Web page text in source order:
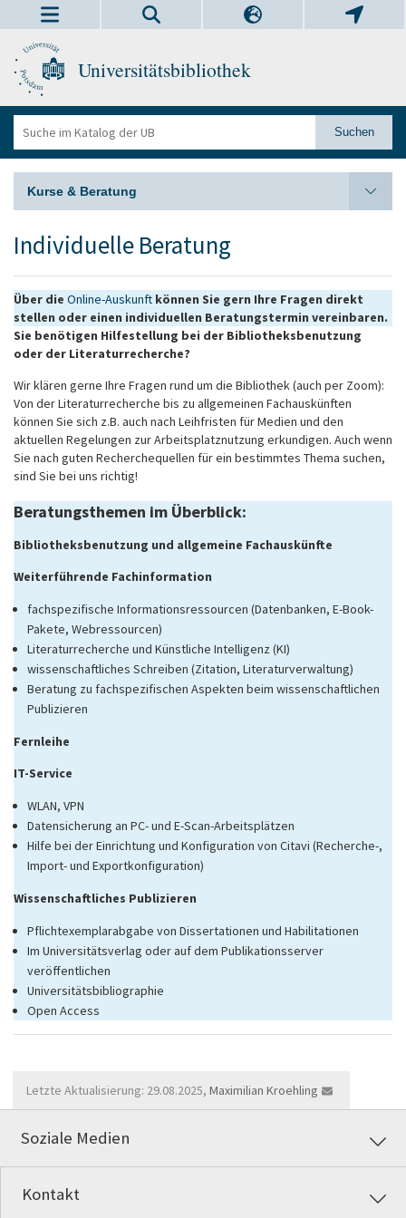
Universitätsbibliothek
Kurse & Beratung
Individuelle Beratung
Über die Online-Auskunft können Sie gern Ihre Fragen direkt
stellen oder einen individuellen Beratungstermin vereinbaren.
Sie benötigen Hilfestellung bei der Bibliotheksbenutzung
oder der Literaturrecherche?
Wir klären gerne Ihre Fragen rund um die Bibliothek (auch per Zoom):
Von der Literaturrecherche bis zu allgemeinen Fachauskünften
können Sie sich z.B. auch nach Leihfristen für Medien und den
aktuellen Regelungen zur Arbeitsplatznutzung erkundigen. Auch wenn
Sie nach guten Recherchequellen für ein bestimmtes Thema suchen,
sind Sie bei uns richtig!
Beratungsthemen im Überblick:
Bibliotheksbenutzung und allgemeine Fachauskünfte
Weiterführende Fachinformation
fachspezifische Informationsressourcen (Datenbanken, E-Book-
Pakete, Webressourcen)
Literaturrecherche und Künstliche Intelligenz (KI)
wissenschaftliches Schreiben (Zitation, Literaturverwaltung)
Beratung zu fachspezifischen Aspekten beim wissenschaftlichen
Publizieren
Fernleihe
IT-Service
WLAN, VPN
Datensicherung an PC- und E-Scan-Arbeitsplätzen
Hilfe bei der Einrichtung und Konfiguration von Citavi (Recherche-,
Import- und Exportkonfiguration)
Wissenschaftliches Publizieren
Pflichtexemplarabgabe von Dissertationen und Habilitationen
Im Universitätsverlag oder auf dem Publikationsserver
veröffentlichen
Universitätsbibliographie
Open Access
Letzte Aktualisierung: 29.08.2025, Maximilian Kroehling
Soziale Medien
Kontakt